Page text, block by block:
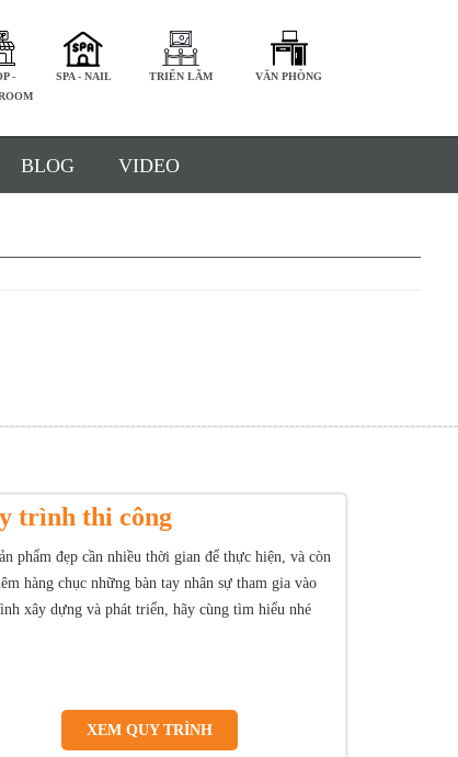
-
SPA - NAIL TRIỂN LÃM VĂN PHÒNG
BLOG VIDEO
trình thi công
phẩm đẹp cần nhiều thời gian để thực hiện, và còn
hàng chục những bàn tay nhân sự tham gia vào
xây dựng và phát triển, hãy cùng tìm hiểu nhé
XEM QUY TRÌNH